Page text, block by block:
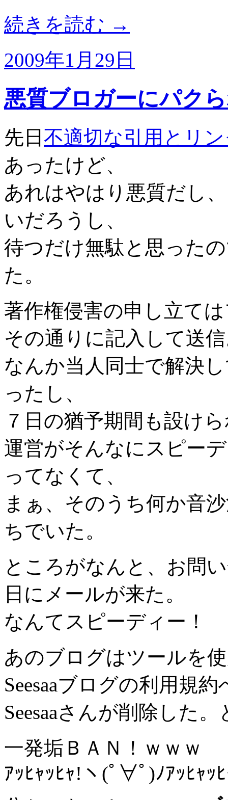
続きを読む →
2009年1月29日
悪質ブロガーにパク
先日 不適切な引用とリ
あったけど、
あれはやはり悪質だし
いだろうし、
待つだけ無駄と思った
た。
著作権侵害の申し立て
その通りに記入して送
なんか当人同士で解決
ったし、
７日の猶予期間も設け
運営がそんなにスピー
ってなくて、
まぁ、そのうち何か音
ちでいた。
ところがなんと、お問
日にメールが来た。
なんてスピーディー！
あのブログはツールを
Seesaaブログの利用規
Seesaaさんが削除した
一発垢ＢＡＮ！ｗｗｗ
ｱｯﾋｬｯﾋｬ!ヽ(ﾟ∀ﾟ)ﾉｱｯﾋｬｯ